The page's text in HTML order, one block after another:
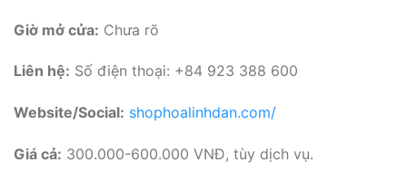
Giờ mở cửa: Chưa rõ
Liên hệ: Số điện thoại: +84 923 388 600
Website/Social: shophoalinhdan.com/
Giá cả: 300.000-600.000 VNĐ, tùy dịch vụ.